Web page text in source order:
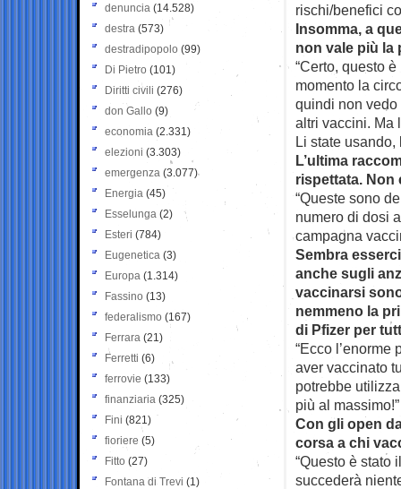
rischi/benefici
Insomma, a
non vale più la
“Certo, questo
momento la
quindi non vedo
altri vaccini. Ma
Li state usando,
L’ultima
rispettata. Non
“Queste sono
numero di dosi
campagna
Sembra
anche sugli
vaccinarsi
nemmeno la
di Pfizer per
“Ecco
aver vaccinato
potrebbe
più al massimo!”
Con gli open
corsa a chi
“Questo è stato
succederà
denuncia (14.528)
destra (573)
destradipopolo (99)
Di Pietro (101)
Diritti civili (276)
don Gallo (9)
economia (2.331)
elezioni (3.303)
emergenza (3.077)
Energia (45)
Esselunga (2)
Esteri (784)
Eugenetica (3)
Europa (1.314)
Fassino (13)
federalismo (167)
Ferrara (21)
Ferretti (6)
ferrovie (133)
finanziaria (325)
Fini (821)
fioriere (5)
Fitto (27)
Fontana di Trevi (1)